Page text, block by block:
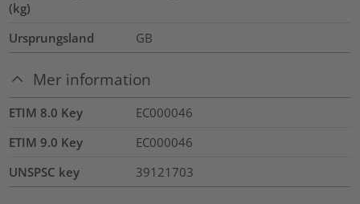
(kg)
Ursprungsland GB
Mer information
ETIM 8.0 Key
EC000046
ETIM 9.0 Key
EC000046
UNSPSC key
39121703